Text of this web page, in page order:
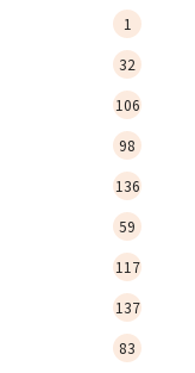
1
32
106
98
136
59
117
137
83